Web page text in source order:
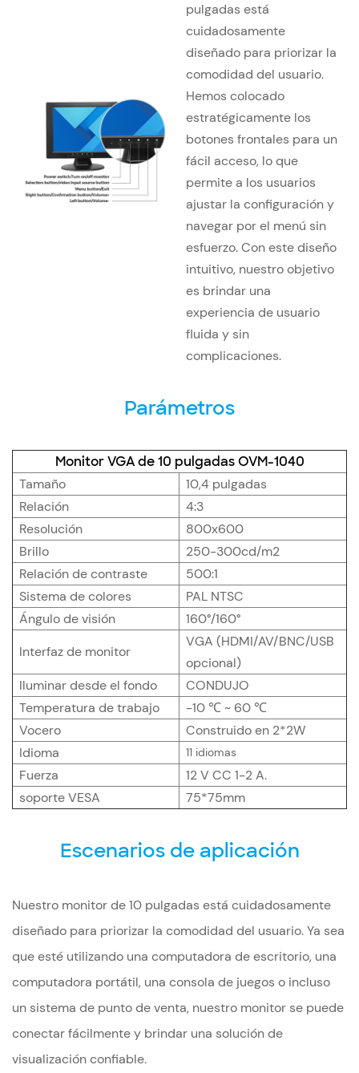
pulgadas está
cuidadosamente
diseñado para priorizar la
comodidad del usuario.
Hemos colocado
estratégicamente los
botones frontales para un
fácil acceso, lo que
permite a los usuarios
ajustar la configuración y
navegar por el menú sin
esfuerzo. Con este diseño
intuitivo, nuestro objetivo
es brindar una
experiencia de usuario
fluida y sin
complicaciones.
Parámetros
Monitor VGA de 10 pulgadas OVM-1040
Tamaño
10,4 pulgadas
Relación
4:3
Resolución
800x600
Brillo
250-300cd/m2
Relación de contraste
500:1
Sistema de colores
PAL NTSC
Ángulo de visión
160°/160°
Interfaz de monitor
VGA (HDMI/AV/BNC/USB
opcional)
Iluminar desde el fondo
CONDUJO
Temperatura de trabajo
-10 ℃ ~ 60 ℃
Vocero
Construido en 2*2W
Idioma
11 idiomas
Fuerza
12 V CC 1-2 A.
soporte VESA
75*75mm
Escenarios de aplicación
Nuestro monitor de 10 pulgadas está cuidadosamente
diseñado para priorizar la comodidad del usuario. Ya sea
que esté utilizando una computadora de escritorio, una
computadora portátil, una consola de juegos o incluso
un sistema de punto de venta, nuestro monitor se puede
conectar fácilmente y brindar una solución de
visualización confiable.